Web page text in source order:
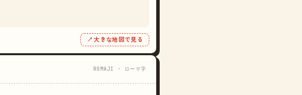
↗ 大きな地図で見る
ROMAJI · ローマ字